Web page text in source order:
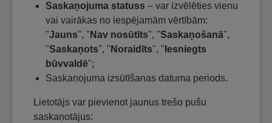
Saskaņojuma statuss – var izvēlēties vienu
vai vairākas no iespējamām vērtībām:
"Jauns", " Nav nosūtīts", "Saskaņošanā",
"Saskaņots", " Noraidīts", " Iesniegts
būvvaldē";
Saskaņojuma izsūtīšanas datuma periods.
Lietotājs var pievienot jaunus trešo pušu
saskaņotājus: